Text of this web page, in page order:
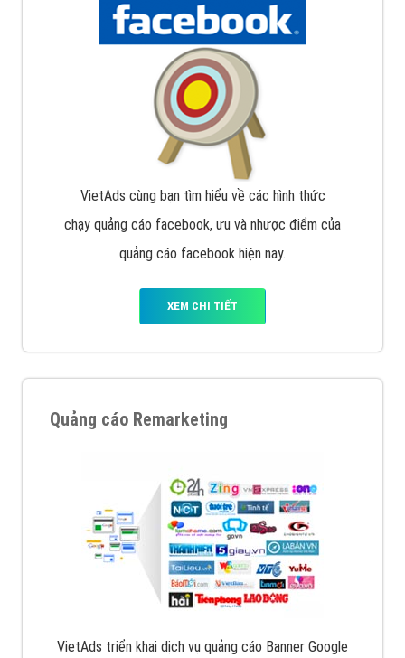
VietAds cùng bạn tìm hiểu về các hình thức
chạy quảng cáo facebook, ưu và nhược điểm của
quảng cáo facebook hiện nay.
XEM CHI TIẾT
Quảng cáo Remarketing
VietAds triển khai dịch vụ quảng cáo Banner Google